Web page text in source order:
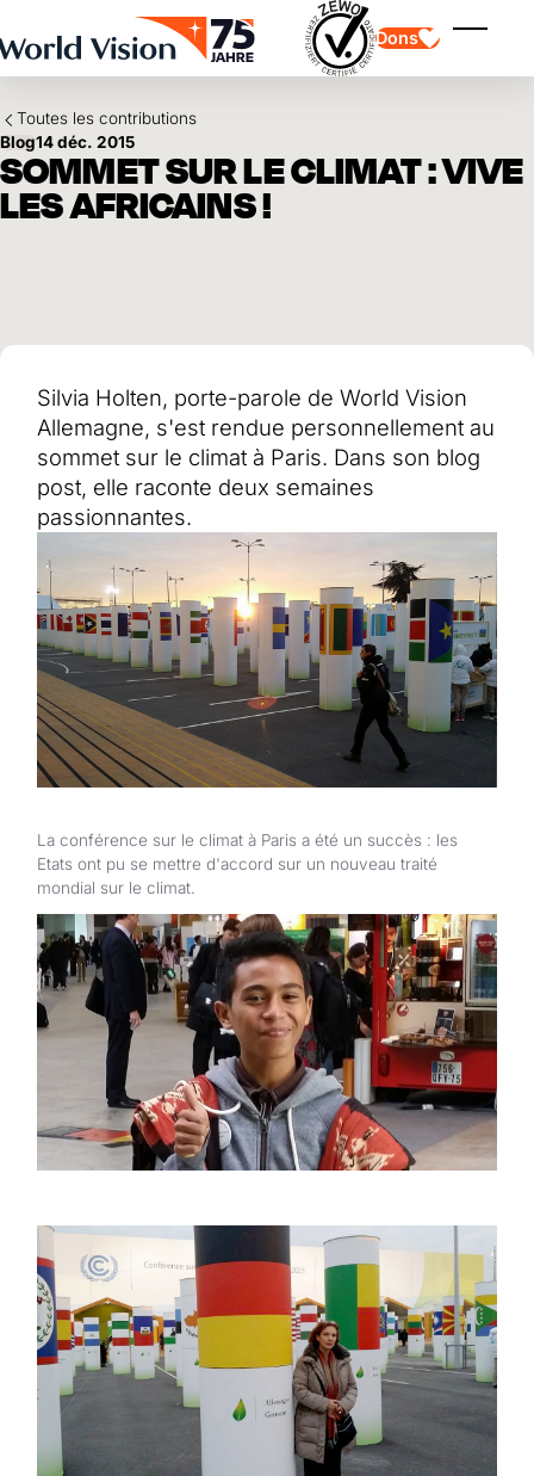
Dons
Parrainage d'enfants en détresse
Testament et legs
Philanthropie
Coopération entre entreprises
Séisme au Venezuela
Aide à l'Ukraine
Aide au Soudan
Tous les projets d'aide d'urgence
Domaines d'application
Impact et succès
Utilisation des fonds
Rapport annuel et finances
Afrique
Amérique latine
Moyen-Orient et Europe
Toutes les contributions
Blog14 déc. 2015
SOMMET SUR LE CLIMAT : VIVE
LES AFRICAINS !
Silvia Holten, porte-parole de World Vision
Allemagne, s'est rendue personnellement au
sommet sur le climat à Paris. Dans son blog
post, elle raconte deux semaines
passionnantes.
La conférence sur le climat à Paris a été un succès : les
Etats ont pu se mettre d'accord sur un nouveau traité
mondial sur le climat.